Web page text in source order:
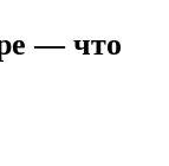
— что